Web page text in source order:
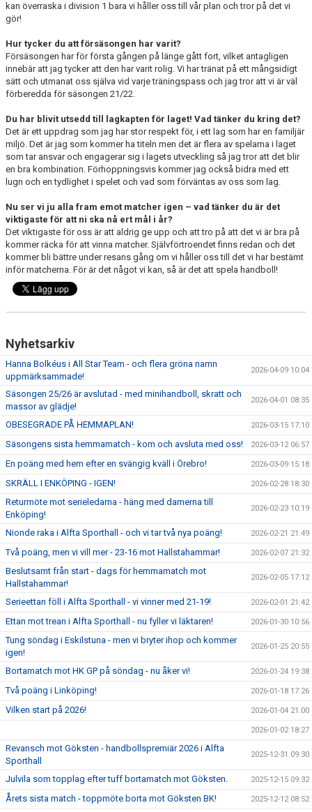
kan överraska i division 1 bara vi håller oss till vår plan och tror på det vi
gör!
Hur tycker du att försäsongen har varit?
Försäsongen har för första gången på länge gått fort, vilket antagligen
innebär att jag tycker att den har varit rolig. Vi har tränat på ett mångsidigt
sätt och utmanat oss själva vid varje träningspass och jag tror att vi är väl
förberedda för säsongen 21/22.
Du har blivit utsedd till lagkapten för laget! Vad tänker du kring det?
Det är ett uppdrag som jag har stor respekt för, i ett lag som har en familjär
miljö. Det är jag som kommer ha titeln men det är flera av spelarna i laget
som tar ansvar och engagerar sig i lagets utveckling så jag tror att det blir
en bra kombination. Förhoppningsvis kommer jag också bidra med ett
lugn och en tydlighet i spelet och vad som förväntas av oss som lag.
Nu ser vi ju alla fram emot matcher igen – vad tänker du är det
viktigaste för att ni ska nå ert mål i år?
Det viktigaste för oss är att aldrig ge upp och att tro på att det vi är bra på
kommer räcka för att vinna matcher. Självförtroendet finns redan och det
kommer bli bättre under resans gång om vi håller oss till det vi har bestämt
inför matcherna. För är det något vi kan, så är det att spela handboll!
Nyhetsarkiv
Hanna Bolkéus i All Star Team - och flera gröna namn
uppmärksammade!
2026-04-09 10:04
Säsongen 25/26 är avslutad - med minihandboll, skratt och
massor av glädje!
2026-04-01 08:35
OBESEGRADE PÅ HEMMAPLAN! 2026-03-15 17:10
Säsongens sista hemmamatch - kom och avsluta med oss! 2026-03-12 06:57
En poäng med hem efter en svängig kväll i Örebro! 2026-03-09 15:18
SKRÄLL I ENKÖPING - IGEN! 2026-02-28 18:30
Returmöte mot serieledarna - häng med damerna till
Enköping!
2026-02-23 10:19
Nionde raka i Alfta Sporthall - och vi tar två nya poäng! 2026-02-21 21:49
Två poäng, men vi vill mer - 23-16 mot Hallstahammar! 2026-02-07 21:32
Beslutsamt från start - dags för hemmamatch mot
Hallstahammar!
2026-02-05 17:12
Serieettan föll i Alfta Sporthall - vi vinner med 21-19! 2026-02-01 21:42
Ettan mot trean i Alfta Sporthall - nu fyller vi läktaren! 2026-01-30 10:56
Tung söndag i Eskilstuna - men vi bryter ihop och kommer
igen!
2026-01-25 20:55
Bortamatch mot HK GP på söndag - nu åker vi! 2026-01-24 19:38
Två poäng i Linköping! 2026-01-18 17:26
Vilken start på 2026! 2026-01-04 21:00
2026-01-02 18:27
Revansch mot Göksten - handbollspremiär 2026 i Alfta
Sporthall
2025-12-31 09:30
Julvila som topplag efter tuff bortamatch mot Göksten. 2025-12-15 09:32
Årets sista match - toppmöte borta mot Göksten BK! 2025-12-12 08:52